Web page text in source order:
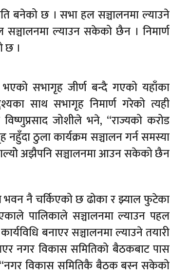
बनेको छ । सभा हल सञ्चालनमा ल्याउने
सञ्चालनमा ल्याउन सकेको छैन । निमार्ण
छ ।
भएको सभागृह जीर्ण बन्दै गएको यहाँका
साथ सभागृह निमार्ण गरेको त्यही
जोशीले भने, “राज्यको करोड
ठुला कार्यक्रम सञ्चालन गर्न समस्या
अझैपनि सञ्चालनमा आउन सकेको छैन
भवन नै चर्किएको छ ढोका र झ्याल फुटेका
पालिकाले सञ्चालनमा ल्याउन पहल
बनाएर सञ्चालनमा ल्याउने तयारी
नगर विकास समितिको बैठकबाट पास
विकास समितिकै बैठक बस्न सकेको